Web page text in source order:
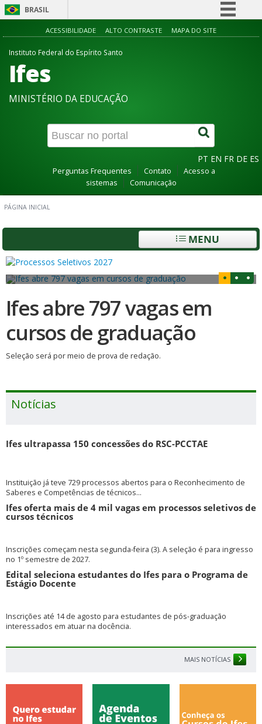
BRASIL
Simplifique!
Canais
ACESSIBILIDADE ALTO CONTRASTE MAPA DO SITE
Instituto Federal do Espírito Santo
Ifes
MINISTÉRIO DA EDUCAÇÃO
PT EN FR DE ES
Perguntas Frequentes Contato
Acesso a
sistemas
Comunicação
PÁGINA INICIAL
MENU
Ifes abre 797 vagas em
cursos de graduação
Seleção será por meio de prova de redação.
Notícias
Ifes ultrapassa 150 concessões do RSC-PCCTAE
Instituição já teve 729 processos abertos para o Reconhecimento de
Saberes e Competências de técnicos...
Ifes oferta mais de 4 mil vagas em processos seletivos de
cursos técnicos
Inscrições começam nesta segunda-feira (3). A seleção é para ingresso
no 1º semestre de 2027.
Edital seleciona estudantes do Ifes para o Programa de
Estágio Docente
Inscrições até 14 de agosto para estudantes de pós-graduação
interessados em atuar na docência.
MAIS NOTÍCIAS